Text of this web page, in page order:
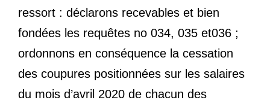
ressort : déclarons recevables et bien
fondées les requêtes no 034, 035 et036 ;
ordonnons en conséquence la cessation
des coupures positionnées sur les salaires
du mois d’avril 2020 de chacun des